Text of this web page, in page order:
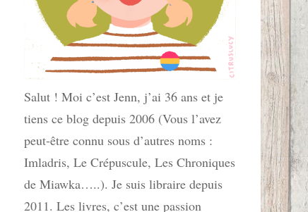
Salut ! Moi c’est Jenn, j’ai 36 ans et je
tiens ce blog depuis 2006 (Vous l’avez
peut-être connu sous d’autres noms :
Imladris, Le Crépuscule, Les Chroniques
de Miawka…..). Je suis libraire depuis
2011. Les livres, c’est une passion